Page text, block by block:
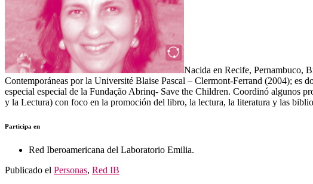
Nacida en Recife, Pernambuco,
Contemporáneas por la Université Blaise Pascal – Clermont-Ferrand (2004); es
especial especial de la Fundação Abrinq- Save the Children. Coordinó algunos
y la Lectura) con foco en la promoción del libro, la lectura, la literatura y las
Participa en
Red Iberoamericana del Laboratorio Emilia.
Publicado el Personas, Red IB